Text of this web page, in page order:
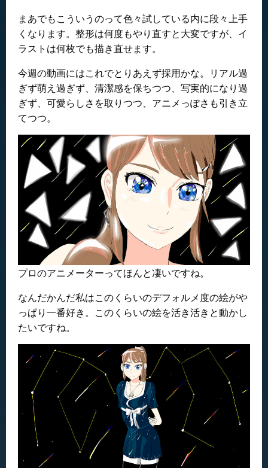
まあでもこういうのって色々試している内に段々上手
くなります。整形は何度もやり直すと大変ですが、イ
ラストは何枚でも描き直せます。
今週の動画にはこれでとりあえず採用かな。リアル過
ぎず萌え過ぎず、清潔感を保ちつつ、写実的になり過
ぎず、可愛らしさを取りつつ、アニメっぽさも引き立
てつつ。
プロのアニメーターってほんと凄いですね。
なんだかんだ私はこのくらいのデフォルメ度の絵がや
っぱり一番好き。このくらいの絵を活き活きと動かし
たいですね。